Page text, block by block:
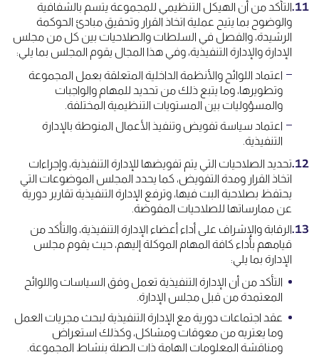
التأكد من أن الهيكل التنظيمي للمجموعة يتسم بالشفافية
والوضوح بما يتيح عملية اتخاذ القرار وتحقيق مبادئ الحوكمة
الرشيدة، والفصل في السلطات والصلاحيات بين كل من مجلس
الإدارة والإدارة التنفيذية، وفي هذا المجال يقوم المجلس بما يلي:
اعتماد اللوائح والأنظمة الداخلية المتعلقة بعمل المجموعة
وتطويرها، وما يتبع ذلك من تحديد للمهام والواجبات
والمسؤوليات بين المستويات التنظيمية المختلفة.
اعتماد سياسة تفويض وتنفيذ الأعمال المنوطة بالإدارة
التنفيذية.
تحديد الصلاحيات التي يتم تفويضها للإدارة التنفيذية، وإجراءات
اتخاذ القرار ومدة التفويض، كما يحدد المجلس الموضوعات التي
يحتفظ بصلاحية البت فيها، وترفع الإدارة التنفيذية تقارير دورية
عن ممارساتها للصلاحيات المفوضة.
الرقابة والإشراف على أداء أعضاء الإدارة التنفيذية، والتأكد من
قيامهم بأداء كافة المهام الموكلة إليهم، حيث يقوم مجلس
الإدارة بما يلي:
التأكد من أن الإدارة التنفيذية تعمل وفق السياسات واللوائح
المعتمدة من قبل مجلس الإدارة.
عقد اجتماعات دورية مع الإدارة التنفيذية لبحث مجريات العمل
وما يعتريه من معوقات ومشاكل، وكذلك استعراض
ومناقشة المعلومات الهامة ذات الصلة بنشاط المجموعة.